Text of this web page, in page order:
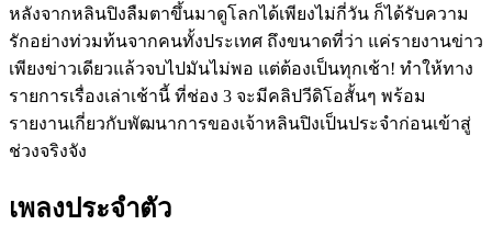
หลังจากหลินปิงลืมตาขึ้นมาดูโลกได้เพียงไม่กี่วัน ก็ได้รับความ
รักอย่างท่วมท้นจากคนทั้งประเทศ ถึงขนาดที่ว่า แค่รายงานข่าว
เพียงข่าวเดียวแล้วจบไปมันไม่พอ แต่ต้องเป็นทุกเช้า! ทำให้ทาง
รายการเรื่องเล่าเช้านี้ ที่ช่อง 3 จะมีคลิปวีดิโอสั้นๆ พร้อม
รายงานเกี่ยวกับพัฒนาการของเจ้าหลินปิงเป็นประจำก่อนเข้าสู่
ช่วงจริงจัง
เพลงประจำตัว